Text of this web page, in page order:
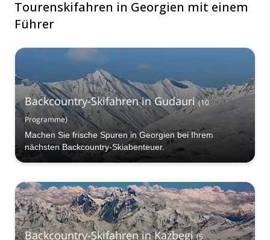
Tourenskifahren in Georgien mit einem
Führer
Backcountry-Skifahren in Gudauri (10
Programme)
Machen Sie frische Spuren in Georgien bei Ihrem
nächsten Backcountry-Skiabenteuer.
Backcountry-Skifahren in Kazbegi (5